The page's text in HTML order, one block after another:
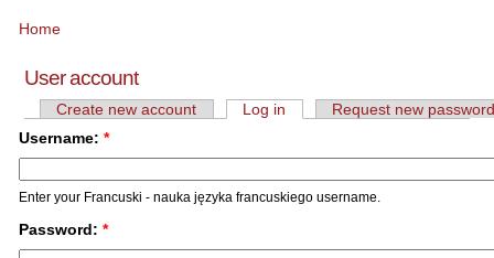
Home
User account
Create new account Log in
Request new
Username: *
Enter your Francuski - nauka języka francuskiego username.
Password: *